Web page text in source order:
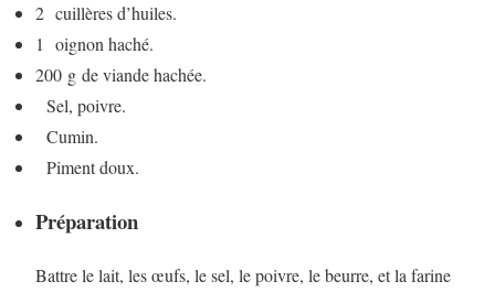
2 cuillères d’huiles.
1 oignon haché.
200 g de viande hachée.
Sel, poivre.
Cumin.
Piment doux.
Préparation
Battre le lait, les œufs, le sel, le poivre, le beurre, et la farine